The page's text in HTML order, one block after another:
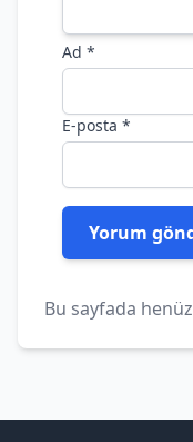
Ad *
E-posta *
Bu sayfada